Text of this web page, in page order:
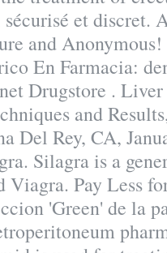
et discret.
and
En Farmacia:
Drugstore .
and
Del Rey, CA,
Silagra is a
Viagra. Pay Less
'Green' de la